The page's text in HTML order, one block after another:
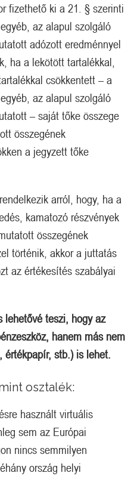
fizethető ki a 21. § szerinti
az alapul szolgáló
adózott eredménnyel
ha a lekötött tartalékkal,
csökkentett – a
az alapul szolgáló
– saját tőke összege
összegének
a jegyzett tőke
arról, hogy, ha a
kamatozó részvények
összegének
történik, akkor a juttatás
az értékesítés szabályai
lehetővé teszi, hogy az
hanem más nem
értékpapír, stb.) is lehet.
osztalék:
használt virtuális
sem az Európai
nincs semmilyen
ország helyi